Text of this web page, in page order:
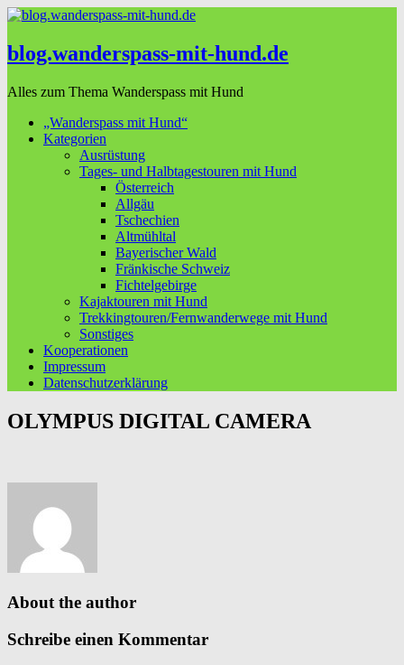
blog.wanderspass-mit-hund.de
Alles zum Thema Wanderspass mit Hund
„Wanderspass mit Hund“
Kategorien
Ausrüstung
Tages- und Halbtagestouren mit Hund
Österreich
Allgäu
Tschechien
Altmühltal
Bayerischer Wald
Fränkische Schweiz
Fichtelgebirge
Kajaktouren mit Hund
Trekkingtouren/Fernwanderwege mit Hund
Sonstiges
Kooperationen
Impressum
Datenschutzerklärung
OLYMPUS DIGITAL CAMERA
About the author
Schreibe einen Kommentar